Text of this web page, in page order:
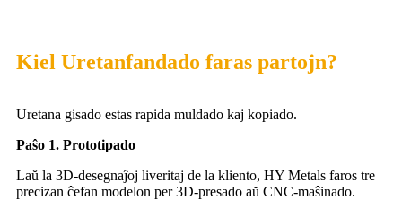
Kiel Uretanfandado faras partojn?
Uretana gisado estas rapida muldado kaj kopiado.
Paŝo 1. Prototipado
Laŭ la 3D-desegnaĵoj liveritaj de la kliento, HY Metals faros tre
precizan ĉefan modelon per 3D-presado aŭ CNC-maŝinado.